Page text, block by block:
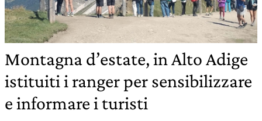
Montagna d’estate, in Alto Adige
istituiti i ranger per sensibilizzare
e informare i turisti